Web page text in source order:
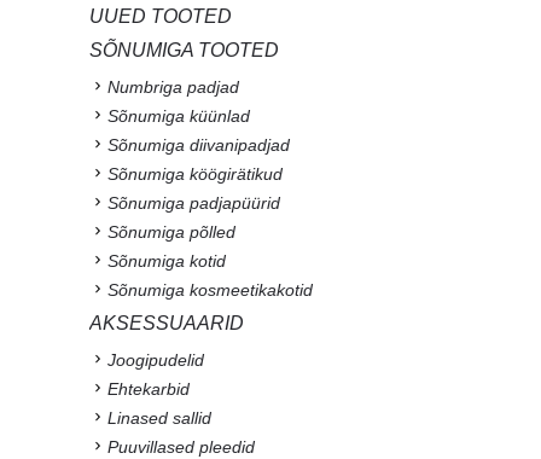
UUED TOOTED
SÕNUMIGA TOOTED
Numbriga padjad
Sõnumiga küünlad
Sõnumiga diivanipadjad
Sõnumiga köögirätikud
Sõnumiga padjapüürid
Sõnumiga põlled
Sõnumiga kotid
Sõnumiga kosmeetikakotid
AKSESSUAARID
Joogipudelid
Ehtekarbid
Linased sallid
Puuvillased pleedid